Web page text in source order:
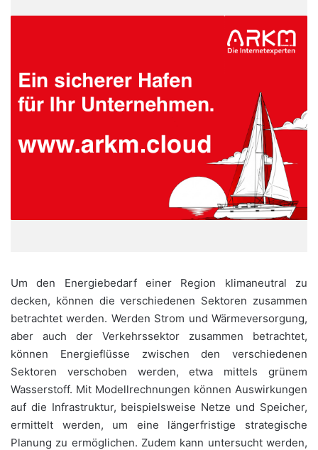
Um den Energiebedarf einer Region klimaneutral zu
decken, können die verschiedenen Sektoren zusammen
betrachtet werden. Werden Strom und Wärmeversorgung,
aber auch der Verkehrssektor zusammen betrachtet,
können Energieflüsse zwischen den verschiedenen
Sektoren verschoben werden, etwa mittels grünem
Wasserstoff. Mit Modellrechnungen können Auswirkungen
auf die Infrastruktur, beispielsweise Netze und Speicher,
ermittelt werden, um eine längerfristige strategische
Planung zu ermöglichen. Zudem kann untersucht werden,